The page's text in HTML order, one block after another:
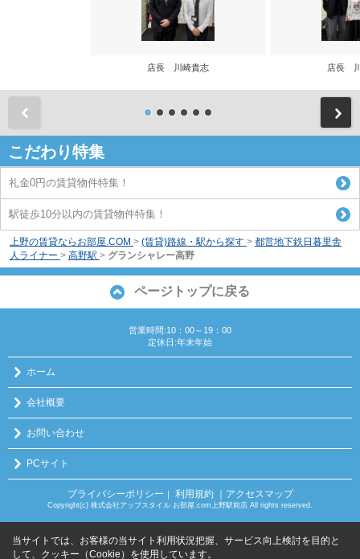
店長 川崎貴志 店長
こだわり特集
礼金0円の賃貸物件特集！
駅徒歩10分以内の賃貸物件特集！
上野の賃貸ならお部屋.COM > (賃貸)路線・駅から探す > 都営地下鉄日暮里舎
人ライナー > 高野駅 > グランシャレー高野
ページトップに戻る
営業時間:10：00～19：00
定休日:年末年始
ホーム
会社概要
お問い合わせ
PCサイト
プライバシーポリシー ｜ 利用規約 ｜アクセスマップ
Copyright(c) 株式会社アップスタイル お部屋.com上野駅前店 All rights reserved.
当サイトでは、お客様の当サイト利用状況把握、サービス向上検討を目的と
して、クッキー（Cookie）を使用しています。